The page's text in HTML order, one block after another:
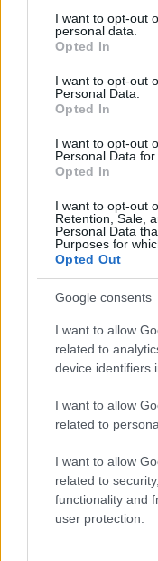
not limited to your
grant or deny
use your data for
consent section.
I want to opt-out
personal data.
Opted In
I want to opt-out
Personal Data.
Opted In
I want to opt-out
Personal Data for
Opted In
I want to opt-out
Retention, Sale,
Personal Data
Purposes for
Opted Out
Google consents
I want to allow
related to
device identifiers
I want to allow
related to
I want to allow
related to
functionality and
user protection.
rzeczownik
formy w tabelce:
formy
ciasteczkiem;
ZGŁOŚ POPRAWKĘ
Pozostały
Zobacz, co
Często
Odmiana:wizytatorzy